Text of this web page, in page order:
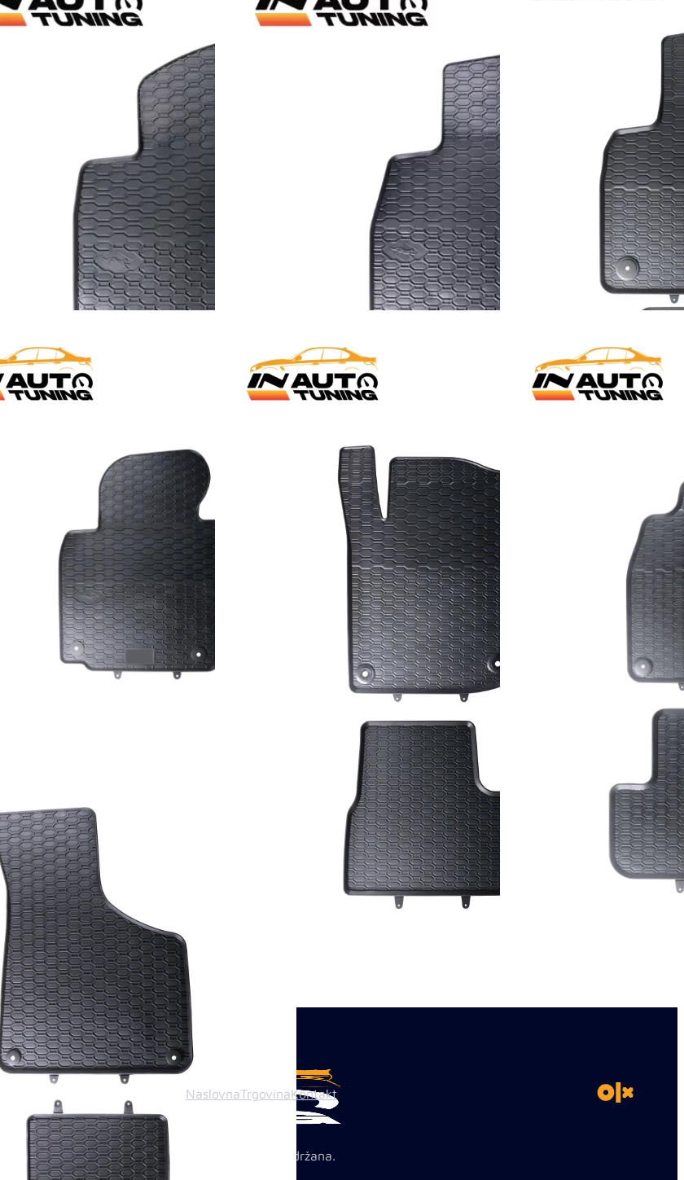
59,00
Dodaj u korpu
59,00
Dodaj u korpu
– Škoda Octavia
GUMENE PATOSNICE
Gumene patosnice – Peugeot 2008
(2013-2019)
59,00
Dodaj u korpu
GUMENE PATOSNICE PATOSNICE
Gumene patosnice – Audi A4
(2009-2016)
59,00
Dodaj u korpu
NaslovnaTrgovinaKontakt
© 2026 In auto TUNING d.o.o Tuzla. Sva prava pridržana.